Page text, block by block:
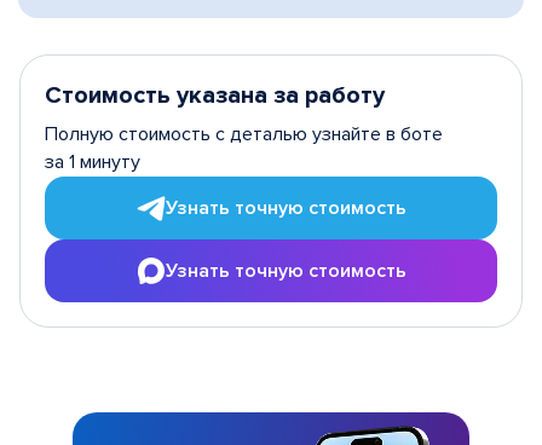
Стоимость указана за работу
Полную стоимость с деталью узнайте в боте
за 1 минуту
Узнать точную стоимость
Узнать точную стоимость